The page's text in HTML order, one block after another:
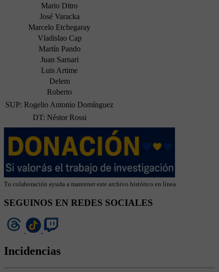
Mario Ditro
José Varacka
Marcelo Etchegaray
Vladislao Cap
Martín Pando
Juan Sarnari
Luis Artime
Delem
Roberto
SUP: Rogelio Antonio Domínguez
DT: Néstor Rossi
Tu colaboración ayuda a mantener este archivo histórico en línea
SEGUINOS EN REDES SOCIALES
Incidencias